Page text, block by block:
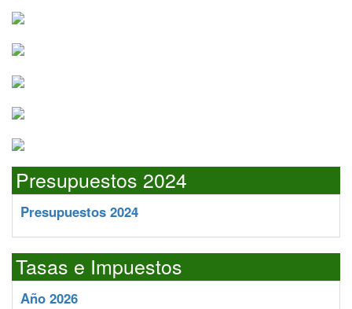
Presupuestos 2024
Presupuestos 2024
Tasas e Impuestos
Año 2026